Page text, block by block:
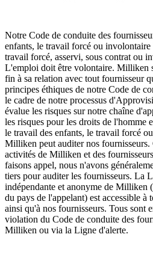
Notre Code de conduite des
enfants, le travail forcé ou
travail forcé, asservi, sous contrat ou
L'emploi doit être volontaire. Milliken
fin à sa relation avec tout fournisseur
principes éthiques de notre Code de
le cadre de notre processus
évalue les risques sur notre chaîne
les risques pour les droits de l'homme
le travail des enfants, le travail forcé
Milliken peut auditer nos fournisseurs.
activités de Milliken et des
faisons appel, nous n'avons
tiers pour auditer les fournisseurs. La
indépendante et anonyme de Milliken
du pays de l'appelant) est accessible
ainsi qu'à nos fournisseurs. Tous sont
violation du Code de conduite des
Milliken ou via la Ligne d'alerte.